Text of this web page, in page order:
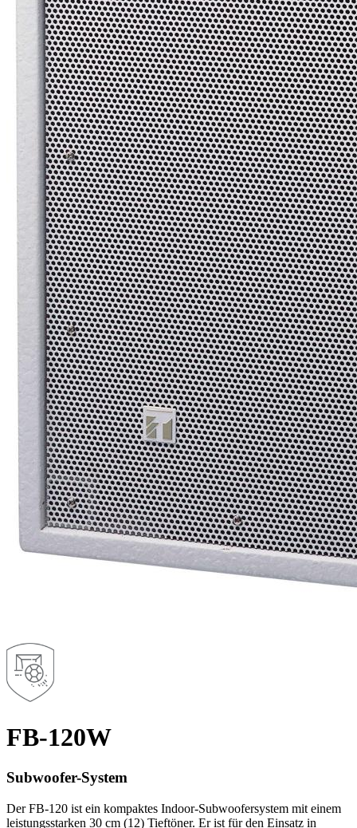
FB-120W
Subwoofer-System
Der FB-120 ist ein kompaktes Indoor-Subwoofersystem mit einem
leistungsstarken 30 cm (12) Tieftöner. Er ist für den Einsatz in